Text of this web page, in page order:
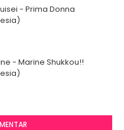
- Prima Donna
- Marine Shukkou!!